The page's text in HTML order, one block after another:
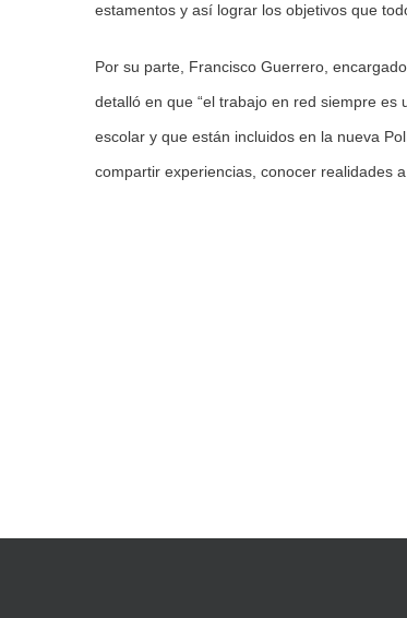
estamentos y así lograr los objetivos que
Por su parte, Francisco Guerrero,
detalló en que “el trabajo en red siempre
escolar y que están incluidos en la nueva
compartir experiencias, conocer realidades